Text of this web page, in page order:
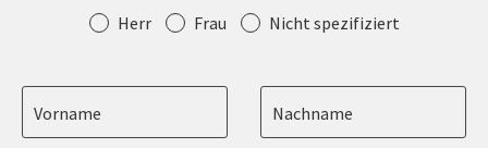
Anrede Herr Frau Nicht spezifiziert
Vorname Nachname